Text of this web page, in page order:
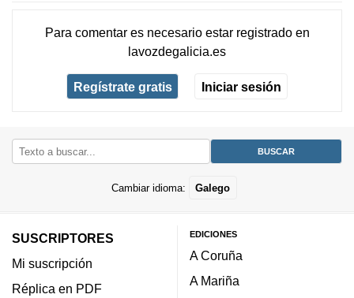
Para comentar es necesario estar registradoen
lavozdegalicia.es
Regístrate gratis Iniciar sesión
Cambiar idioma: Galego
SUSCRIPTORES
Mi suscripción
Réplica en PDF
EDICIONES
A Coruña
A Mariña